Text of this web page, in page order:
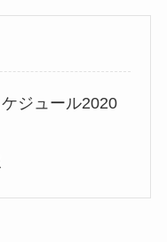
ジュール2020